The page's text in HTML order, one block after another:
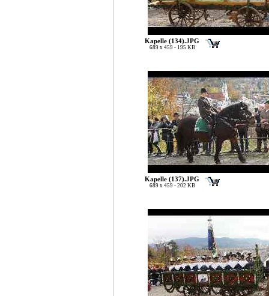
Kapelle (134).JPG
689 x 459 - 195 KB
Kapelle (137).JPG
689 x 459 - 202 KB